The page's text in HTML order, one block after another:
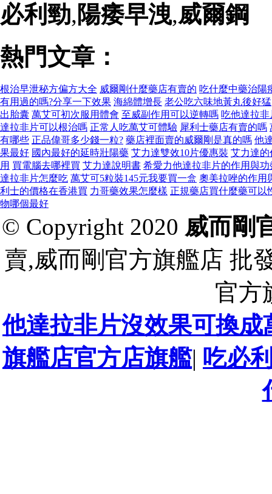
必利勁, 陽痿早洩,威爾鋼
熱門文章：
根治早泄秘方偏方大全 威爾剛什麼藥店有賣的 吃什麼中藥治陽
有用過的嗎?分享一下效果 海綿體增長 老公吃六味地黃丸後好猛
出胎囊 萬艾可初次服用體會 至威副作用可以逆轉嗎 吃他達拉
達拉非片可以根治嗎 正常人吃萬艾可體驗 犀利士藥店有賣的嗎
有哪些 正品偉哥多少錢一粒? 藥店裡面賣的威爾剛是真的嗎 他
果最好 國內最好的延時壯陽藥 艾力達雙效10片優惠裝 艾力達的
用 買電腦去哪裡買 艾力達說明書 希愛力他達拉非片的作用與功
達拉非片怎麼吃 萬艾可5粒裝145元我要買一盒 奧美拉唑的作用
利士的價格在香港買 力哥藥效果怎麼樣 正規藥店買什麼藥可以
物哪個最好
© Copyright 2020 威而剛
賣,威而剛官方旗艦店 批
官方
他達拉非片沒效果可換成
旗艦店官方店旗艦| 吃必